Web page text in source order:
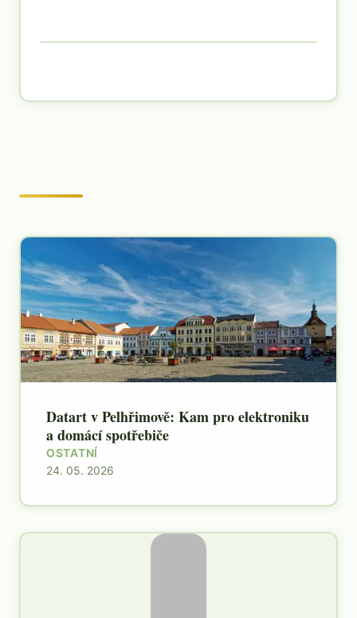
Datart v Pelhřimově: Kam pro elektroniku
a domácí spotřebiče
OSTATNÍ
24. 05. 2026